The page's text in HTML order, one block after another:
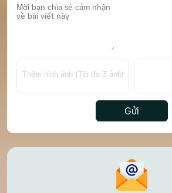
Thêm hình ảnh (Tối đa 3 ảnh)
Gửi